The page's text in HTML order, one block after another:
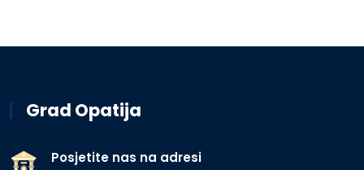
Grad Opatija
Posjetite nas na adresi